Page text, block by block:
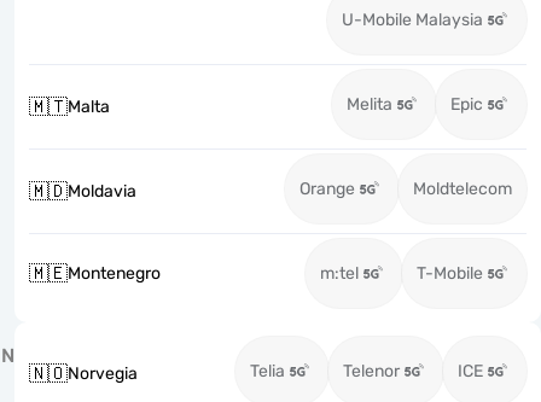
U-Mobile Malaysia
🇲🇹Malta Melita Epic
🇲🇩Moldavia Orange Moldtelecom
🇲🇪Montenegro m:tel T-Mobile
N
🇳🇴Norvegia Telia Telenor ICE